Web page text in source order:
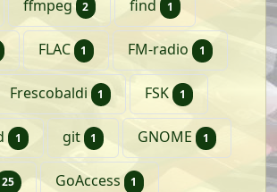
ffmpeg 2 artikelen
find 1 artikel
artikelen
FLAC 1 artikelFM-radio 1 artikel
Frescobaldi 1 artikelFSK 1 artikel
1 artikelgit 1 artikelGNOME 1 artikel
25 artikelenGoAccess 1 artikel